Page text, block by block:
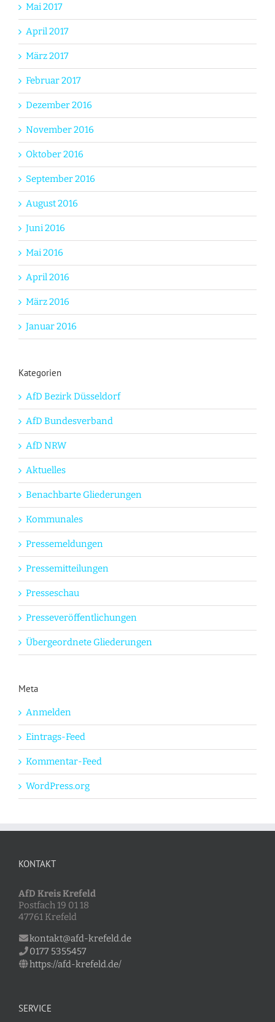
Mai 2017
April 2017
März 2017
Februar 2017
Dezember 2016
November 2016
Oktober 2016
September 2016
August 2016
Juni 2016
Mai 2016
April 2016
März 2016
Januar 2016
Kategorien
AfD Bezirk Düsseldorf
AfD Bundesverband
AfD NRW
Aktuelles
Benachbarte Gliederungen
Kommunales
Pressemeldungen
Pressemitteilungen
Presseschau
Presseveröffentlichungen
Übergeordnete Gliederungen
Meta
Anmelden
Eintrags-Feed
Kommentar-Feed
WordPress.org
KONTAKT
AfD Kreis Krefeld
Postfach 19 01 18
47761 Krefeld
kontakt@afd-krefeld.de
0177 5355457
https://afd-krefeld.de/
SERVICE